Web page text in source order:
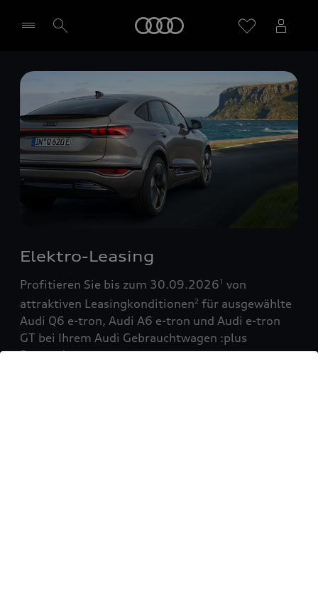
Händler wählen
Elektro-Leasing
Profitieren Sie bis zum 30.09.20261 von
attraktiven Leasingkonditionen2 für ausgewählte
Audi Q6 e-tron, Audi A6 e-tron und Audi e-tron
GT bei Ihrem Audi Gebrauchtwagen :plus
Partner!